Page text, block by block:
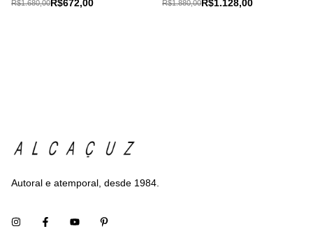
R$672,00
R$1.680,00 R$1.128,00
R$1.880,00
Autoral e atemporal, desde 1984.